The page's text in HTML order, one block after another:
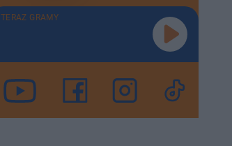
TERAZ GRAMY